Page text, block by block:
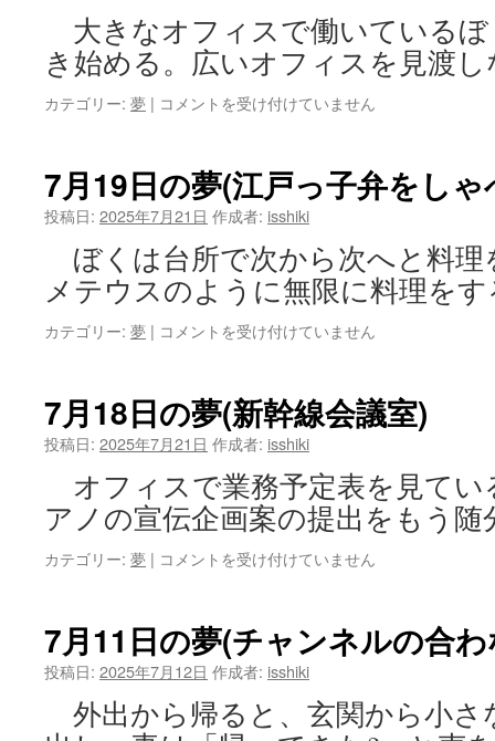
大きなオフィスで働いているぼ
き始める。広いオフィスを見渡
カテゴリー: 夢 | 7
の
夢
ョ
ン
に
つ
い
小
説)
は
コメントを受け付けていません
7月19日の夢(江戸っ子弁をしゃ
投稿日: 2025年7月21日 作成者: isshiki
ぼくは台所で次から次へと料理
メテウスのように無限に料理を
カテゴリー: 夢 | 7
の
夢
戸
っ
子
弁
を
べ
る
猫)
は
コメントを受け付けていません
7月18日の夢(新幹線会議室)
投稿日: 2025年7月21日 作成者: isshiki
オフィスで業務予定表を見てい
アノの宣伝企画案の提出をもう
カテゴリー: 夢 | 7
の
夢
幹
線
コメントを受け付けていません
7月11日の夢(チャンネルの合
投稿日: 2025年7月12日 作成者: isshiki
外出から帰ると、玄関から小さ